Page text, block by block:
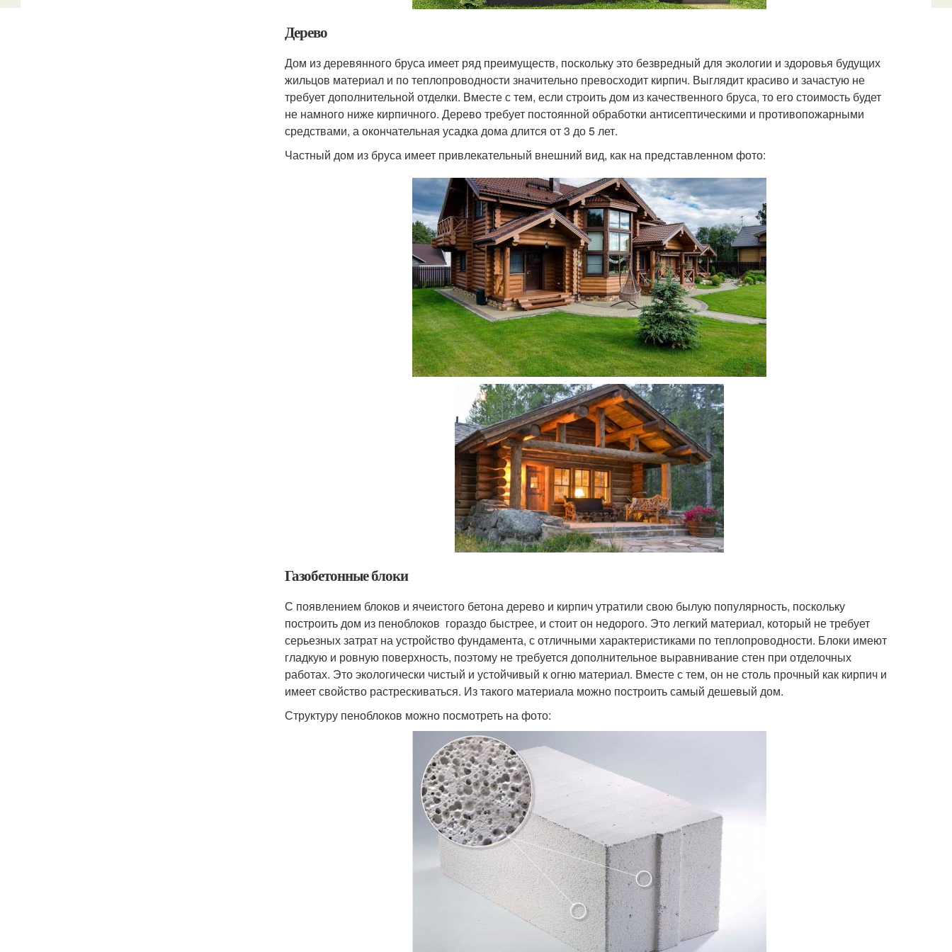
Дерево
Дом из деревянного бруса имеет ряд преимуществ, поскольку это безвредный для экологии и здоровья будущих
жильцов материал и по теплопроводности значительно превосходит кирпич. Выглядит красиво и зачастую не
требует дополнительной отделки. Вместе с тем, если строить дом из качественного бруса, то его стоимость будет
не намного ниже кирпичного. Дерево требует постоянной обработки антисептическими и противопожарными
средствами, а окончательная усадка дома длится от 3 до 5 лет.
Частный дом из бруса имеет привлекательный внешний вид, как на представленном фото:
Газобетонные блоки
С появлением блоков и ячеистого бетона дерево и кирпич утратили свою былую популярность, поскольку
построить дом из пеноблоков гораздо быстрее, и стоит он недорого. Это легкий материал, который не требует
серьезных затрат на устройство фундамента, с отличными характеристиками по теплопроводности. Блоки имеют
гладкую и ровную поверхность, поэтому не требуется дополнительное выравнивание стен при отделочных
работах. Это экологически чистый и устойчивый к огню материал. Вместе с тем, он не столь прочный как кирпич и
имеет свойство растрескиваться. Из такого материала можно построить самый дешевый дом.
Структуру пеноблоков можно посмотреть на фото: